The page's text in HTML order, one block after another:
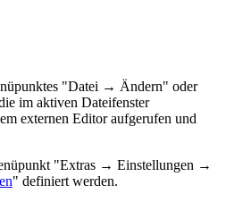
"Datei → Ändern" oder
im aktiven Dateifenster
externen Editor aufgerufen und
"Extras → Einstellungen →
" definiert werden.